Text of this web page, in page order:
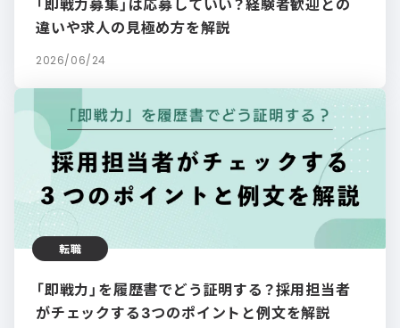
違いや求人の見極め方を解説
2026/06/24
転職
「即戦力」を履歴書でどう証明する？採用担当者
がチェックする3つのポイントと例文を解説